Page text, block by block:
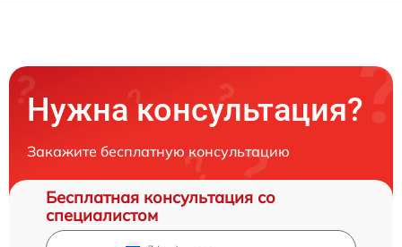
Нужна консультация?
Закажите бесплатную консультацию
Бесплатная консультация со
специалистом